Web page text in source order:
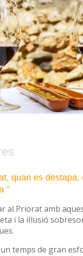
quan es destapa,
"
al Priorat amb
i la il·lusió
temps de gran